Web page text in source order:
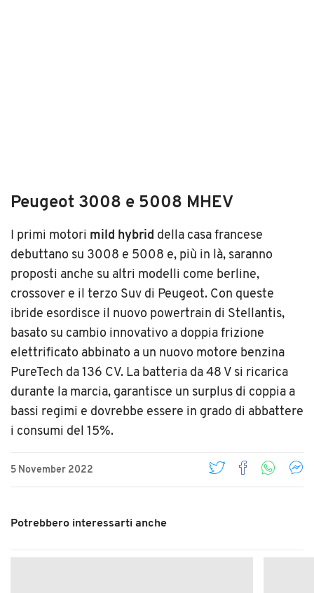
Peugeot 3008 e 5008 MHEV
I primi motori mild hybrid della casa francese
debuttano su 3008 e 5008 e, più in là, saranno
proposti anche su altri modelli come berline,
crossover e il terzo Suv di Peugeot. Con queste
ibride esordisce il nuovo powertrain di Stellantis,
basato su cambio innovativo a doppia frizione
elettrificato abbinato a un nuovo motore benzina
PureTech da 136 CV. La batteria da 48 V si ricarica
durante la marcia, garantisce un surplus di coppia a
bassi regimi e dovrebbe essere in grado di abbattere
i consumi del 15%.
5 November 2022
Potrebbero interessarti anche